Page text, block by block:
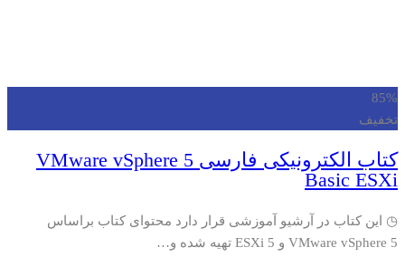
85%
تخفیف
کتاب الکترونیکی فارسی VMware vSphere 5
Basic ESXi
◷ این کتاب در آرشیو آموزشی قرار دارد محتوای کتاب براساس
VMware vSphere 5 و ESXi 5 تهیه شده و…